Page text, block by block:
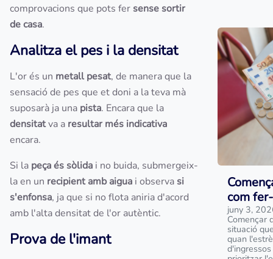
comprovacions que pots fersense sortir
de casa.
Analitza el pes i la densitat
L'or és un metall pesat, de manera que la
sensació de pes que et doni a la teva mà
suposarà ja una pista. Encara que la
densitatva a resultar més indicativa
encara.
Si la peça és sòlida i no buida, submergeix-
la en un recipient amb aigua i observasi
s'enfonsa, ja que si no flota aniria d'acord
amb l'alta densitat de l'or autèntic.
Prova de l'imant
com
juny 3,
Començar
situació
quan